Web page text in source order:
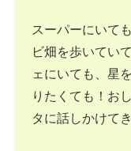
スーパーにいて
ビ畑を歩いてい
ェにいても、星
りたくても！お
タに話しかけてき